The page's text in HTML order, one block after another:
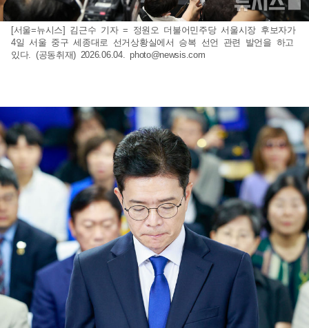
[서울=뉴시스] 김근수 기자 = 정원오 더불어민주당 서울시장 후보자가
4일 서울 중구 세종대로 선거상황실에서 승복 선언 관련 발언을 하고
있다. (공동취재) 2026.06.04.photo@newsis.com